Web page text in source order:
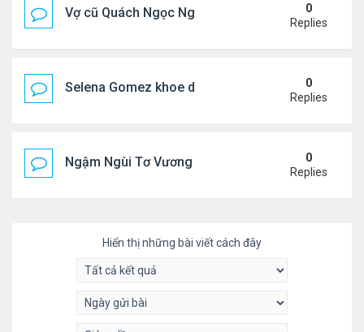
Vợ cũ Quách Ngọc Ngoan: "Tôi sắp 50, liệu có
0
Replies
Selena Gomez khoe dáng mừng sinh nhật
0
Replies
Ngậm Ngùi Tơ Vương - Video YouTube ngâm bài
0
Replies
Hiển thị những bài viết cách đây